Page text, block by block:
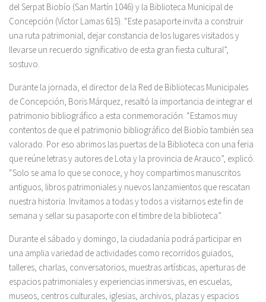
del Serpat Biobío (San Martín 1046) y la Biblioteca Municipal de
Concepción (Víctor Lamas 615). “Este pasaporte invita a construir
una ruta patrimonial, dejar constancia de los lugares visitados y
llevarse un recuerdo significativo de esta gran fiesta cultural”,
sostuvo.
Durante la jornada, el director de la Red de Bibliotecas Municipales
de Concepción, Boris Márquez, resaltó la importancia de integrar el
patrimonio bibliográfico a esta conmemoración. “Estamos muy
contentos de que el patrimonio bibliográfico del Biobío también sea
valorado. Por eso abrimos las puertas de la Biblioteca con una feria
que reúne letras y autores de Lota y la provincia de Arauco”, explicó.
“Solo se ama lo que se conoce, y hoy compartimos manuscritos
antiguos, libros patrimoniales y nuevos lanzamientos que rescatan
nuestra historia. Invitamos a todas y todos a visitarnos este fin de
semana y sellar su pasaporte con el timbre de la biblioteca”.
Durante el sábado y domingo, la ciudadanía podrá participar en
una amplia variedad de actividades como recorridos guiados,
talleres, charlas, conversatorios, muestras artísticas, aperturas de
espacios patrimoniales y experiencias inmersivas, en escuelas,
museos, centros culturales, iglesias, archivos, plazas y espacios